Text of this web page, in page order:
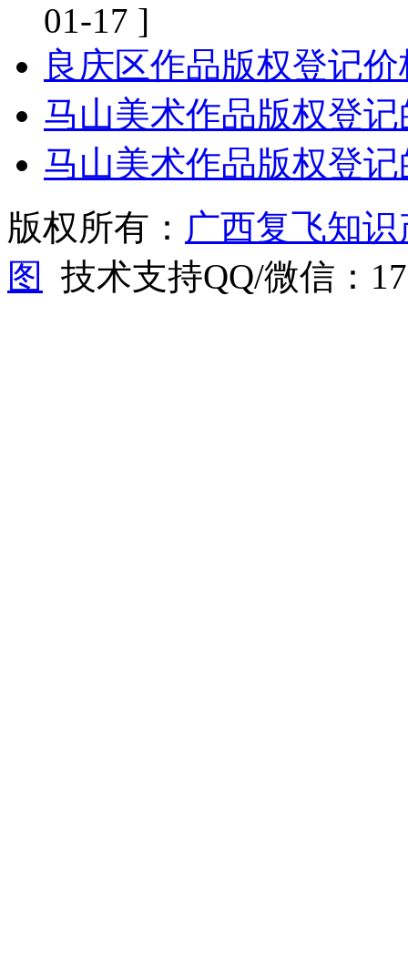
01-17 ]
良庆区作品版权登记
马山美术作品版权登
马山美术作品版权登
版权所有： 广西复飞知
图
技术支持QQ/微信：